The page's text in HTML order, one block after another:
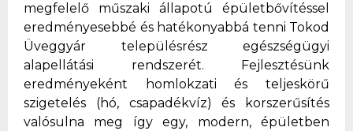
megfelelő műszaki állapotú épületbővítéssel
eredményesebbé és hatékonyabbá tenni Tokod
Üveggyár településrész egészségügyi
alapellátási rendszerét. Fejlesztésünk
eredményeként homlokzati és teljeskörű
szigetelés (hó, csapadékvíz) és korszerűsítés
valósulna meg így egy, modern, épületben